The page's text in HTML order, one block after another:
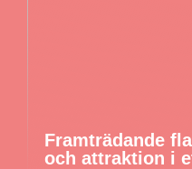
Framträdande
och attraktion i